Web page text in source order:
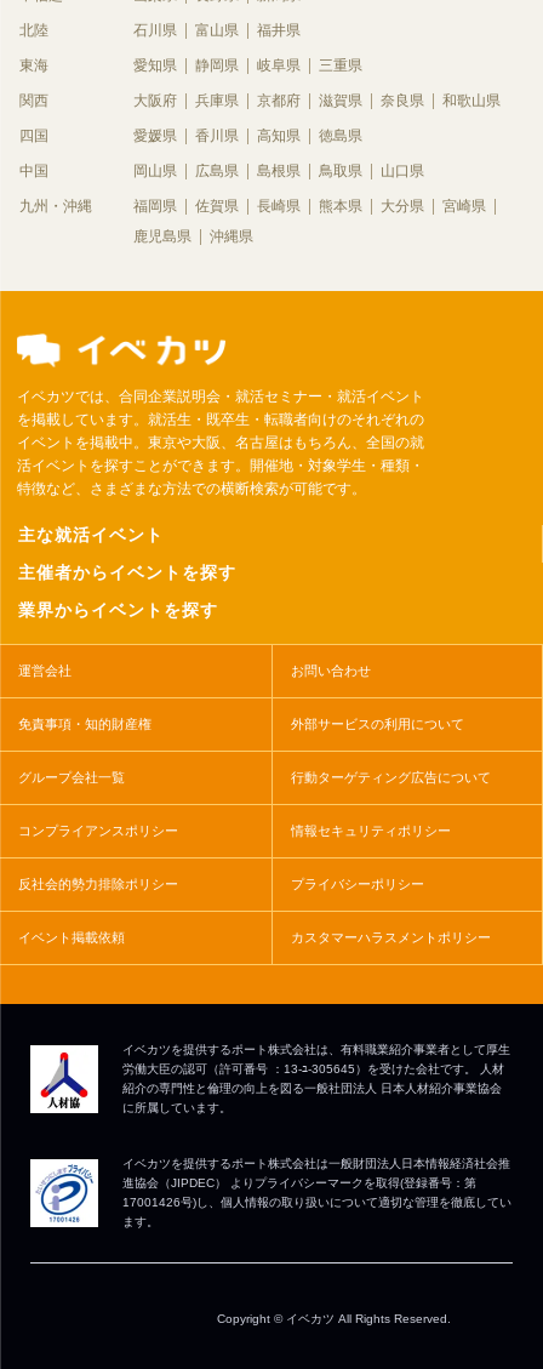
北陸 石川県 富山県 福井県
東海 愛知県 静岡県 岐阜県 三重県
関西 大阪府 兵庫県 京都府 滋賀県 奈良県 和歌山県
四国 愛媛県 香川県 高知県 徳島県
中国 岡山県 広島県 島根県 鳥取県 山口県
九州・沖縄 福岡県 佐賀県 長崎県 熊本県 大分県
宮崎県
鹿児島県
沖縄県
イベカツでは、合同企業説明会・就活セミナー・就活イベント
を掲載しています。就活生・既卒生・転職者向けのそれぞれの
イベントを掲載中。東京や大阪、名古屋はもちろん、全国の就
活イベントを探すことができます。開催地・対象学生・種類・
特徴など、さまざまな方法での横断検索が可能です。
主な就活イベント
主催者からイベントを探す
業界からイベントを探す
運営会社 お問い合わせ
免責事項・知的財産権 外部サービスの利用について
グループ会社一覧 行動ターゲティング広告について
コンプライアンスポリシー 情報セキュリティポリシー
反社会的勢力排除ポリシー プライバシーポリシー
イベント掲載依頼 カスタマーハラスメントポリシー